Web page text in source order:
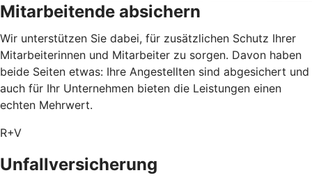
Mitarbeitende absichern
Wir unterstützen Sie dabei, für zusätzlichen Schutz Ihrer
Mitarbeiterinnen und Mitarbeiter zu sorgen. Davon haben
beide Seiten etwas: Ihre Angestellten sind abgesichert und
auch für Ihr Unternehmen bieten die Leistungen einen
echten Mehrwert.
R+V
Unfallversicherung